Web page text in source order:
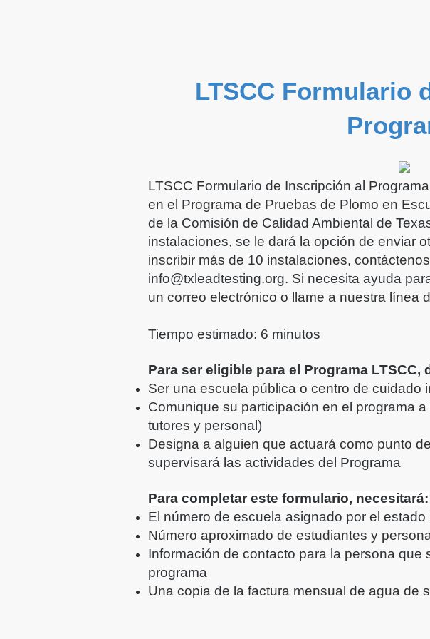
LTSCC Formulario
LTSCC Formulario de Inscripción al
en el Programa de Pruebas de Plomo en
de la Comisión de Calidad Ambiental de
instalaciones, se le dará la opción de enviar
inscribir más de 10 instalaciones,
info@txleadtesting.org. Si necesita ayuda
un correo electrónico o llame a nuestra línea
Tiempo estimado: 6 minutos
Para ser eligible para el Programa LTSCC,
Ser una escuela pública o centro de cuidado
Comunique su participación en el programa
tutores y personal)
Designa a alguien que actuará como punto
supervisará las actividades del Programa
Para completar este formulario, necesitará:
El número de escuela asignado por el
Número aproximado de estudiantes y
Información de contacto para la persona que
programa
Una copia de la factura mensual de agua de